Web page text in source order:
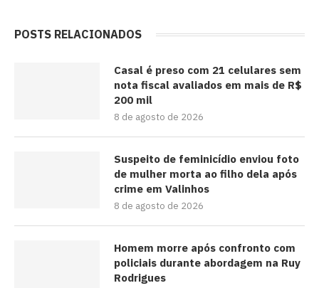
POSTS RELACIONADOS
Casal é preso com 21 celulares sem
nota fiscal avaliados em mais de R$
200 mil
8 de agosto de 2026
Suspeito de feminicídio enviou foto
de mulher morta ao filho dela após
crime em Valinhos
8 de agosto de 2026
Homem morre após confronto com
policiais durante abordagem na Ruy
Rodrigues